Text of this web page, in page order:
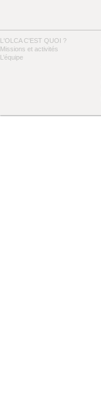
L'OLCA C'EST QUOI ?
Missions et activités
L’équipe